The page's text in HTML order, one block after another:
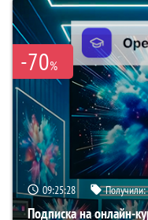
-70%
09:25:27 Получили:
Подписка на онлайн-